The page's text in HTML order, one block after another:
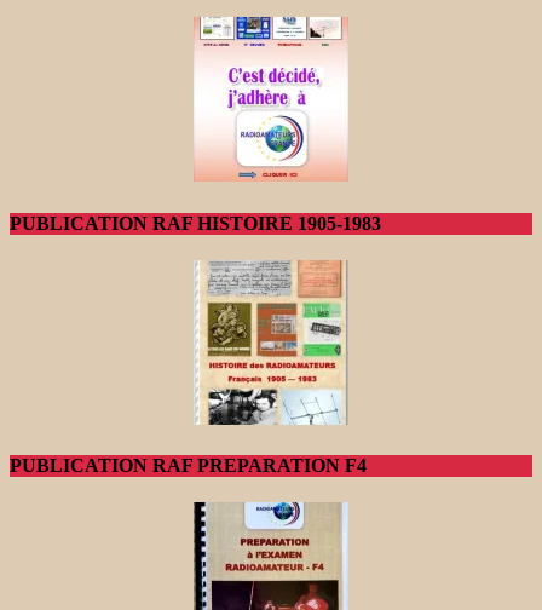
PUBLICATION RAF HISTOIRE 1905-1983
PUBLICATION RAF PREPARATION F4